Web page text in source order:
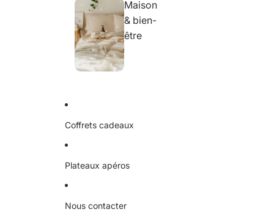
Maison
& bien-
être
Coffrets cadeaux
Plateaux apéros
Nous contacter